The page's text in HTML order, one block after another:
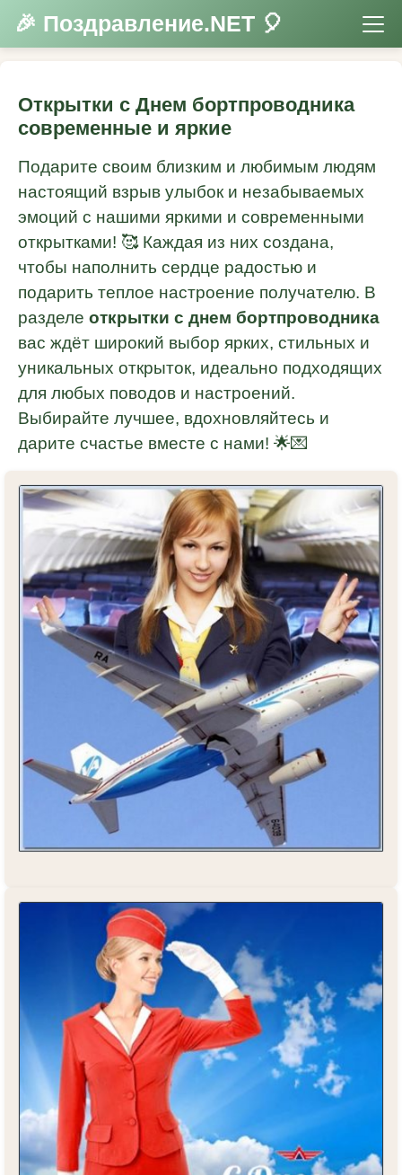
🎉 Поздравление.NET 🎈
Открытки с Днем бортпроводника
современные и яркие
Подарите своим близким и любимым людям
настоящий взрыв улыбок и незабываемых
эмоций с нашими яркими и современными
открытками! 🥰 Каждая из них создана,
чтобы наполнить сердце радостью и
подарить теплое настроение получателю. В
разделе открытки с днем бортпроводника
вас ждёт широкий выбор ярких, стильных и
уникальных открыток, идеально подходящих
для любых поводов и настроений.
Выбирайте лучшее, вдохновляйтесь и
дарите счастье вместе с нами! 🌟💌